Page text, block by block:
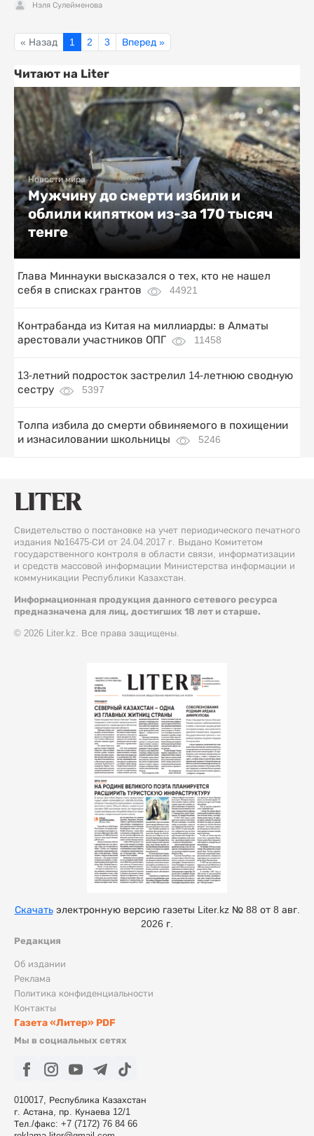
Нэля Сулейменова
« Назад 1 2 3 Вперед »
Читают на Liter
Новости мира
Мужчину до смерти избили и
облили кипятком из-за 170 тысяч
тенге
Глава Миннауки высказался о тех, кто не нашел
себя в списках грантов
44921
Контрабанда из Китая на миллиарды: в Алматы
арестовали участников ОПГ
11458
13-летний подросток застрелил 14-летнюю сводную
сестру
5397
Толпа избила до смерти обвиняемого в похищении
и изнасиловании школьницы
5246
Свидетельство о постановке на учет периодического печатного
издания №16475-СИ от 24.04.2017 г. Выдано Комитетом
государственного контроля в области связи, информатизации
и средств массовой информации Министерства информации и
коммуникации Республики Казахстан.
Информационная продукция данного сетевого ресурса
предназначена для лиц, достигших 18 лет и старше.
© 2026 Liter.kz. Все права защищены.
Редакция
Об издании
Реклама
Политика конфиденциальности
Контакты
Газета «Литер» PDF
Мы в социальных сетях
010017, Республика Казахстан
г. Астана, пр. Кунаева 12/1
Тел./факс: +7 (7172) 76 84 66
Скачатьэлектронную версию газеты Liter.kz № 88 от 8 авг.
2026 г.